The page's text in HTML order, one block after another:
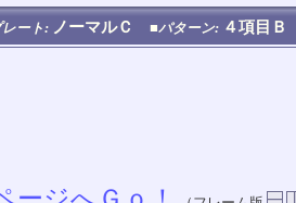
ート: ノーマルＣ ■パターン: ４項目